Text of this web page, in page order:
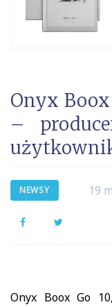
Onyx
–
NEWSY 19
Facebook
Onyx Boox Go